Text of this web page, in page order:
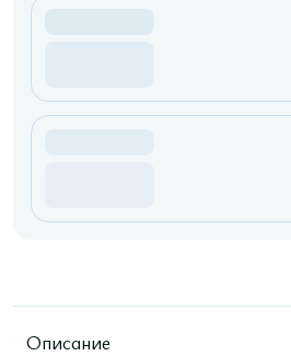
Описание